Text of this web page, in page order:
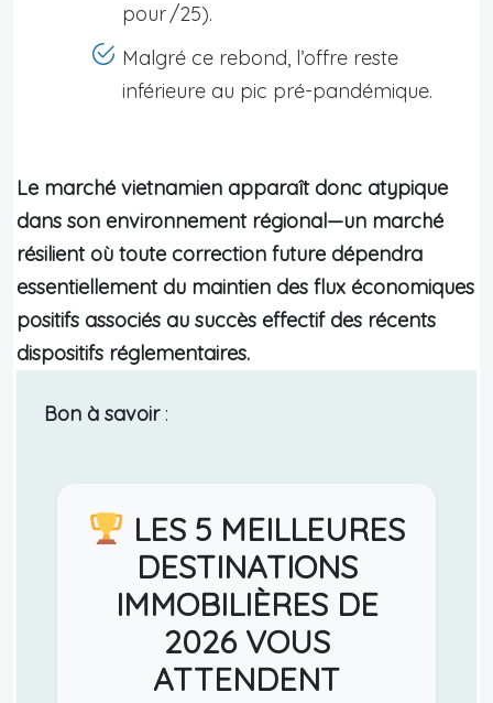
pour /25).
Malgré ce rebond, l’offre reste
inférieure au pic pré-pandémique.
Le marché vietnamien apparaît donc atypique
dans son environnement régional—un marché
résilient où toute correction future dépendra
essentiellement du maintien des flux économiques
positifs associés au succès effectif des récents
dispositifs réglementaires.
Bon à savoir:
LES 5 MEILLEURES
DESTINATIONS
IMMOBILIÈRES DE
2026 VOUS
ATTENDENT